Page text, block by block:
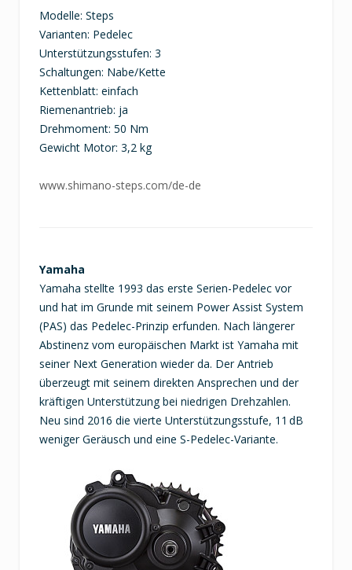
Modelle: Steps
Varianten: Pedelec
Unterstützungsstufen: 3
Schaltungen: Nabe/Kette
Kettenblatt: einfach
Riemenantrieb: ja
Drehmoment: 50 Nm
Gewicht Motor: 3,2 kg
www.shimano-steps.com/de-de
Yamaha
Yamaha stellte 1993 das erste Serien-Pedelec vor
und hat im Grunde mit seinem Power Assist System
(PAS) das Pedelec-Prinzip erfunden. Nach längerer
Abstinenz vom europäischen Markt ist Yamaha mit
seiner Next Generation wieder da. Der Antrieb
überzeugt mit seinem direkten Ansprechen und der
kräftigen Unterstützung bei niedrigen Drehzahlen.
Neu sind 2016 die vierte Unterstützungsstufe, 11 dB
weniger Geräusch und eine S-Pedelec-Variante.